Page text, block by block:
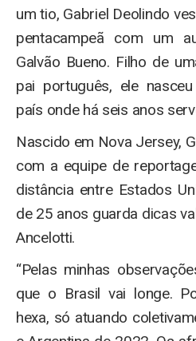
um tio, Gabriel Deolindo
pentacampeã com um
Galvão Bueno. Filho de
pai português, ele
país onde há seis anos
Nascido em Nova Jersey,
com a equipe de
distância entre Estados
de 25 anos guarda dicas
Ancelotti.
“Pelas minhas
que o Brasil vai longe.
hexa, só atuando